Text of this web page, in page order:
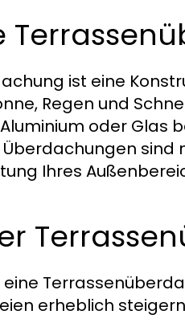
ist eine
Regen und
oder
Ihres
eine
erheblich